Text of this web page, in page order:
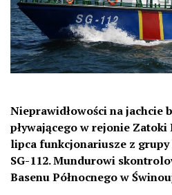
Nieprawidłowości na jachcie
pływającego w rejonie
lipca funkcjonariusze z
SG-112. Mundurowi
Basenu Północnego w